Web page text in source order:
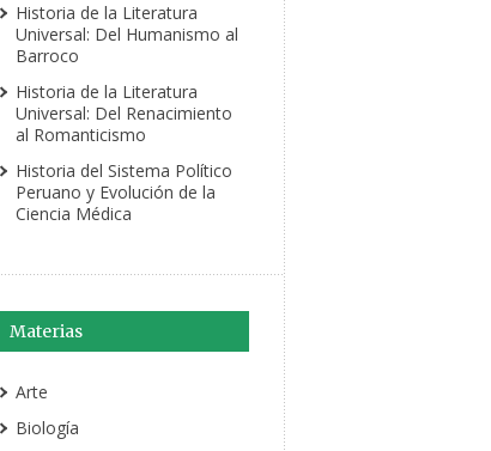
Historia de la Literatura
Universal: Del Humanismo al
Barroco
Historia de la Literatura
Universal: Del Renacimiento
al Romanticismo
Historia del Sistema Político
Peruano y Evolución de la
Ciencia Médica
Materias
Arte
Biología